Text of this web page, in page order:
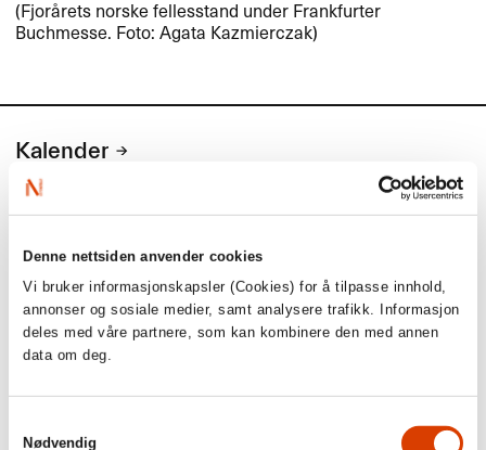
Denne nettsiden anvender cookies
Vi bruker informasjonskapsler (Cookies) for å tilpasse innhold,
annonser og sosiale medier, samt analysere trafikk. Informasjon
deles med våre partnere, som kan kombinere den med annen
data om deg.
Nødvendig
(Fjorårets norske fellesstand under Frankfurter
Buchmesse. Foto: Agata Kazmierczak)
Kalender
Kommende aktiviteter
1. september
Søknadsfrist: Tilskudd til eksport- og
agenter og forlag)
Søknadsfrist: Tilskudd til eksport- og markedstiltak i utlandet